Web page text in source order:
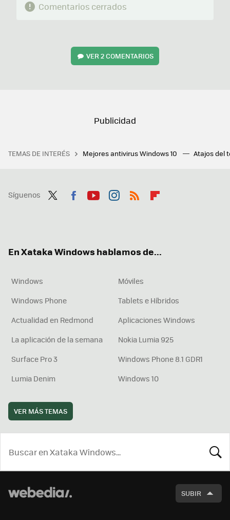
Comentarios cerrados
VER2 COMENTARIOS
TEMAS DE INTERÉS Mejores antivirus Windows 10 Atajos del
Síguenos
En Xataka Windows hablamos de...
Windows
Móviles
Windows Phone
Tablets e Híbridos
Actualidad en Redmond
Aplicaciones Windows
La aplicación de la semana
Nokia Lumia 925
Surface Pro 3
Windows Phone 8.1 GDR1
Lumia Denim
Windows 10
VER MÁS TEMAS
SUBIR